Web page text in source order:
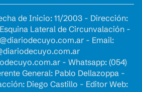
de Inicio: 11/2003 - Dirección:
Lateral de Circunvalación -
- Email:
- Whatsapp: (054)
General: Pablo Dellazoppa -
Diego Castillo - Editor Web: